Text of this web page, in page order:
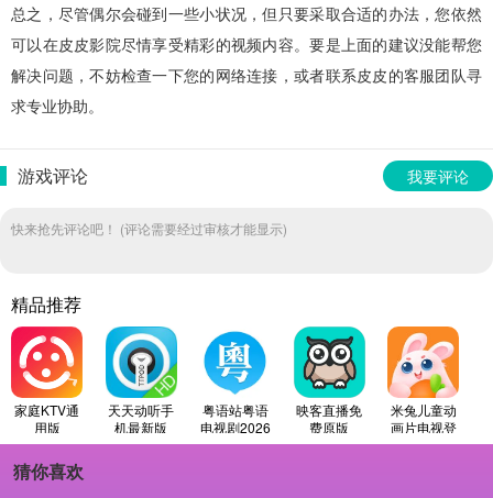
总之，尽管偶尔会碰到一些小状况，但只要采取合适的办法，您依然
可以在皮皮影院尽情享受精彩的视频内容。要是上面的建议没能帮您
解决问题，不妨检查一下您的网络连接，或者联系皮皮的客服团队寻
求专业协助。
游戏评论 我要评论
快来抢先评论吧！ (评论需要经过审核才能显示)
精品推荐
家庭KTV通
用版
天天动听手
机最新版
粤语站粤语
电视剧2026
原版
映客直播免
费原版
米兔儿童动
画片电视登
录手机免费
猜你喜欢